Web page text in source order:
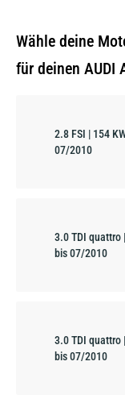
Wähle deine
für deinen AUDI
2.8 FSI | 154
07/2010
3.0 TDI quattro
bis 07/2010
3.0 TDI quattro
bis 07/2010